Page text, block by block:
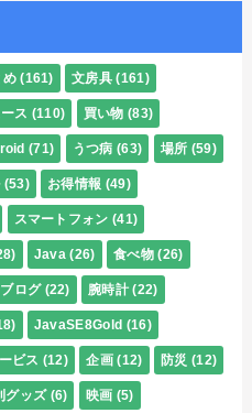
め (161) 文房具 (161)
ス (110) 買い物 (83)
(71) うつ病 (63) 場所 (59)
(53) お得情報 (49)
スマートフォン (41)
Java (26) 食べ物 (26)
ブログ (22) 腕時計 (22)
JavaSE8Gold (16)
ビス (12) 企画 (12) 防災 (12)
グッズ (6) 映画 (5)